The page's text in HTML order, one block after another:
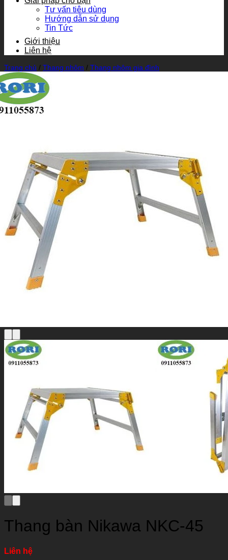
Tư vấn tiêu dùng
Hướng dẫn sử dụng
Tin Tức
Giới thiệu
Liên hệ
Trang chủ / Thang nhôm / Thang nhôm gia đình
Thang bàn Nikawa NKC-45
Liên hệ